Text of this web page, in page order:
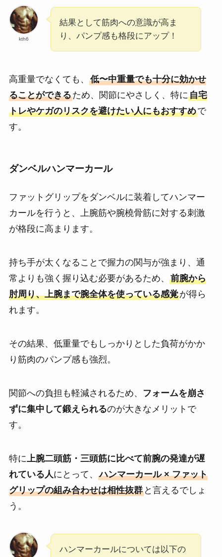
kth6
結果として筋肉への意識が高ま
り、パンプ感も格段にアップ！
高重量でなくても、 低〜中重量でも十分に効かせ
ることができるため、関節にやさしく、特に自宅
トレやケガのリスクを避けたい人にもおすすめで
す。
ダンベルハンマーカール
ファットグリップをダンベルに装着してハンマー
カールを行うと、上腕筋や腕橈骨筋に対する刺激
が格段に高まります。
持ち手が太くなることで握力の関与が強まり、通
常よりも強く握り込む必要があるため、 前腕から
肘周り、上腕まで腕全体を使っている感覚が得ら
れます。
その結果、低重量でもしっかりとした負荷がかか
り筋肉のパンプ感も強烈。
関節への負担も軽減されるため、
フォームを崩さ
ずに集中して鍛えられるのが大きなメリットで
す。
特に 上腕二頭筋・三頭筋に比べて前腕の発達が遅
れている人にとって、 ハンマーカール × ファット
グリップの組み合わせは相性抜群と言えるでしょ
う。
ハンマーカールについては以下の